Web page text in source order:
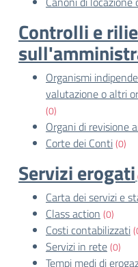
Controlli e
Organismi
valutazione o altri
(0)
Organi di revisione
Corte dei Conti(0)
Servizi erogati
Carta dei servizi e
Class action (0)
Costi contabilizzati
Servizi in rete(0)
Tempi medi di